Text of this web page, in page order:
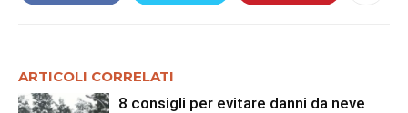
ARTICOLI CORRELATI
8 consigli per evitare danni da neve